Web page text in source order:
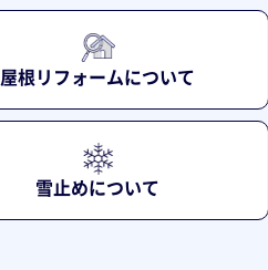
屋根リフォームについて
雪止めについて